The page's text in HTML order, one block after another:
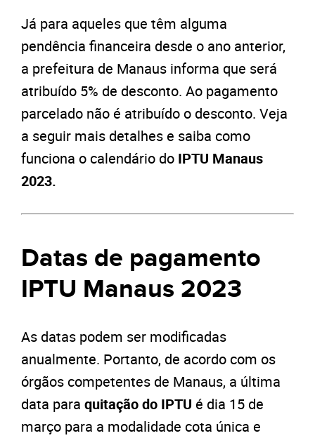
Já para aqueles que têm alguma
pendência financeira desde o ano anterior,
a prefeitura de Manaus informa que será
atribuído 5% de desconto. Ao pagamento
parcelado não é atribuído o desconto. Veja
a seguir mais detalhes e saiba como
funciona o calendário do IPTU Manaus
2023.
Datas de pagamento
IPTU Manaus 2023
As datas podem ser modificadas
anualmente. Portanto, de acordo com os
órgãos competentes de Manaus, a última
data para quitação do IPTU é dia 15 de
março para a modalidade cota única e